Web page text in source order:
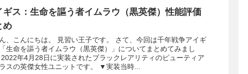
ギス：生命を謳う者イムラウ（黒英傑）性能評価
め
、こんにちは。 見習い王子です。 さて、今回は千年戦争アイギ
生命を謳う者イムラウ（黒英傑）」についてまとめてみまし
年4月28日に実装されたブラックレアリティのピューティア
スの英傑女性ユニットです。 ▼実装当時...